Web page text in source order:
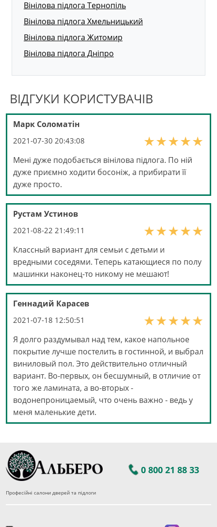
Вінілова підлога Тернопіль
Вінілова підлога Хмельницький
Вінілова підлога Житомир
Вінілова підлога Дніпро
ВІДГУКИ КОРИСТУВАЧІВ
Марк Соломатін
2021-07-30 20:43:08
Мені дуже подобається вінілова підлога. По ній
дуже приємно ходити босоніж, а прибирати її
дуже просто.
Рустам Устинов
2021-08-22 21:49:11
Классный вариант для семьи с детьми и
вредными соседями. Теперь катающиеся по полу
машинки наконец-то никому не мешают!
Геннадий Карасев
2021-07-18 12:50:51
Я долго раздумывал над тем, какое напольное
покрытие лучше постелить в гостинной, и выбрал
виниловый пол. Это действительно отличный
вариант. Во-первых, он бесшумный, в отличие от
того же ламината, а во-вторых -
водонепроницаемый, что очень важно - ведь у
меня маленькие дети.
0 800 21 88 33
Професійні салони дверей та підлоги